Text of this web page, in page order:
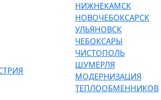
НИЖНЕКАМСК
НОВОЧЕБОКСАРСК
УЛЬЯНОВСК
ЧЕБОКСАРЫ
ЧИСТОПОЛЬ
ШУМЕРЛЯ
МОДЕРНИЗАЦИЯ
ТЕПЛООБМЕННИКОВ